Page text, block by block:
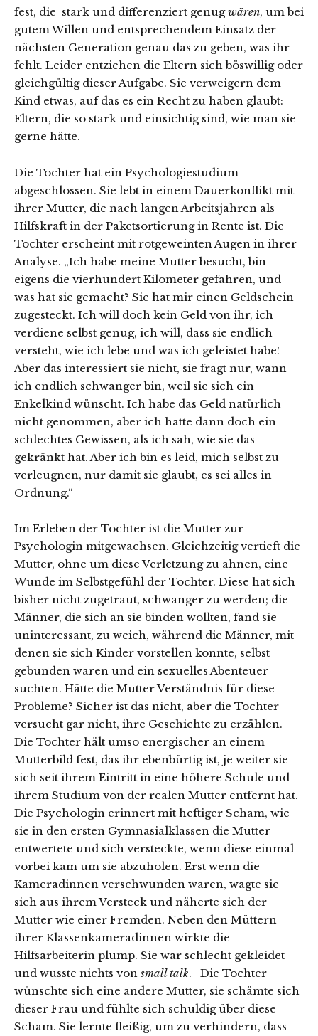
fest, die stark und differenziert genugwären, um bei
gutem Willen und entsprechendem Einsatz der
nächsten Generation genau das zu geben, was ihr
fehlt. Leider entziehen die Eltern sich böswillig oder
gleichgültig dieser Aufgabe. Sie verweigern dem
Kind etwas, auf das es ein Recht zu haben glaubt:
Eltern, die so stark und einsichtig sind, wie man sie
gerne hätte.
Die Tochter hat ein Psychologiestudium
abgeschlossen. Sie lebt in einem Dauerkonflikt mit
ihrer Mutter, die nach langen Arbeitsjahren als
Hilfskraft in der Paketsortierung in Rente ist. Die
Tochter erscheint mit rotgeweinten Augen in ihrer
Analyse. „Ich habe meine Mutter besucht, bin
eigens die vierhundert Kilometer gefahren, und
was hat sie gemacht? Sie hat mir einen Geldschein
zugesteckt. Ich will doch kein Geld von ihr, ich
verdiene selbst genug, ich will, dass sie endlich
versteht, wie ich lebe und was ich geleistet habe!
Aber das interessiert sie nicht, sie fragt nur, wann
ich endlich schwanger bin, weil sie sich ein
Enkelkind wünscht. Ich habe das Geld natürlich
nicht genommen, aber ich hatte dann doch ein
schlechtes Gewissen, als ich sah, wie sie das
gekränkt hat. Aber ich bin es leid, mich selbst zu
verleugnen, nur damit sie glaubt, es sei alles in
Ordnung.“
Im Erleben der Tochter ist die Mutter zur
Psychologin mitgewachsen. Gleichzeitig vertieft die
Mutter, ohne um diese Verletzung zu ahnen, eine
Wunde im Selbstgefühl der Tochter. Diese hat sich
bisher nicht zugetraut, schwanger zu werden; die
Männer, die sich an sie binden wollten, fand sie
uninteressant, zu weich, während die Männer, mit
denen sie sich Kinder vorstellen konnte, selbst
gebunden waren und ein sexuelles Abenteuer
suchten. Hätte die Mutter Verständnis für diese
Probleme? Sicher ist das nicht, aber die Tochter
versucht gar nicht, ihre Geschichte zu erzählen.
Die Tochter hält umso energischer an einem
Mutterbild fest, das ihr ebenbürtig ist, je weiter sie
sich seit ihrem Eintritt in eine höhere Schule und
ihrem Studium von der realen Mutter entfernt hat.
Die Psychologin erinnert mit heftiger Scham, wie
sie in den ersten Gymnasialklassen die Mutter
entwertete und sich versteckte, wenn diese einmal
vorbei kam um sie abzuholen. Erst wenn die
Kameradinnen verschwunden waren, wagte sie
sich aus ihrem Versteck und näherte sich der
Mutter wie einer Fremden. Neben den Müttern
ihrer Klassenkameradinnen wirkte die
Hilfsarbeiterin plump. Sie war schlecht gekleidet
und wusste nichts vonsmall talk. Die Tochter
wünschte sich eine andere Mutter, sie schämte sich
dieser Frau und fühlte sich schuldig über diese
Scham. Sie lernte fleißig, um zu verhindern, dass